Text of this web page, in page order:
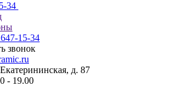
34
15-34
звонок
д. 87
- 19.00